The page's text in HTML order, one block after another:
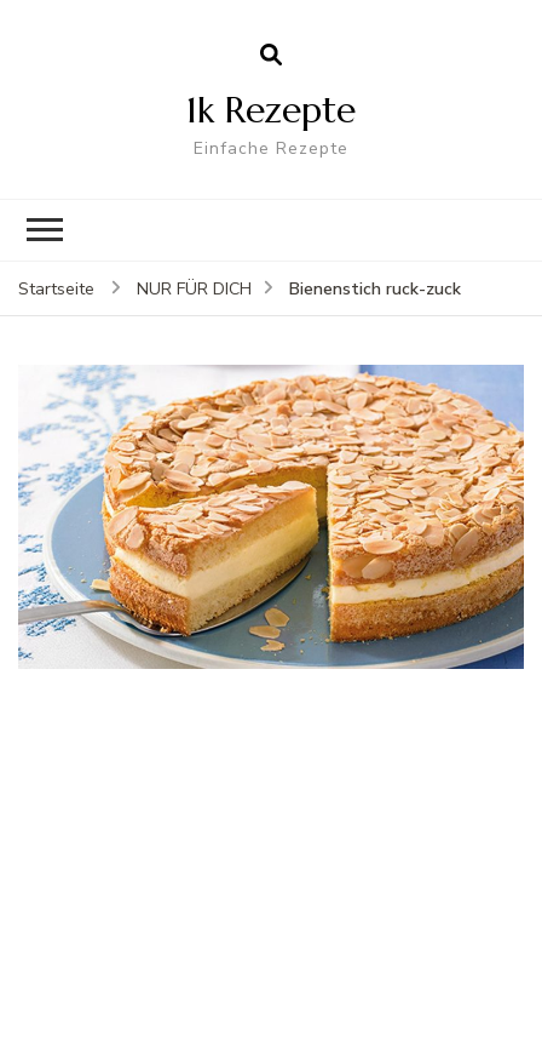
1k Rezepte
Einfache Rezepte
Startseite NUR FÜR DICH Bienenstich ruck-zuck